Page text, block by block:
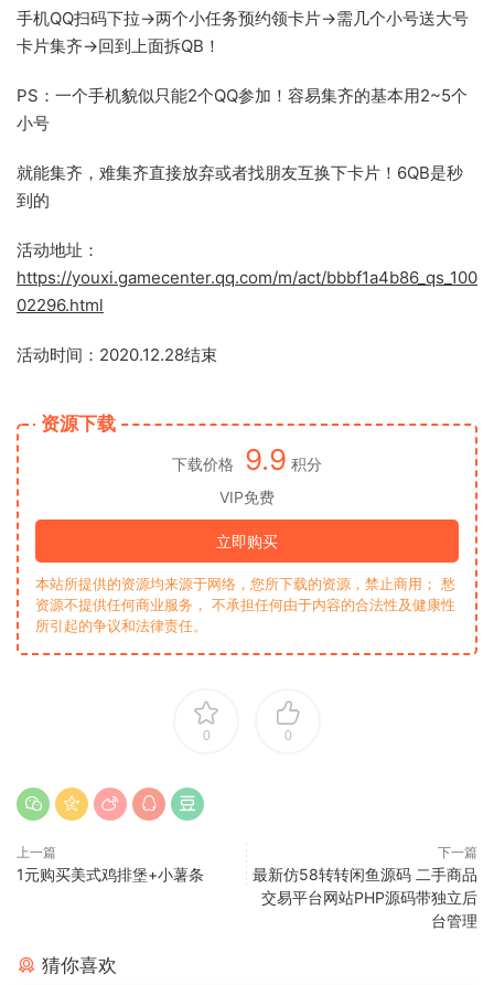
手机QQ扫码下拉->两个小任务预约领卡片->需几个小号送大号
卡片集齐->回到上面拆QB！
PS：一个手机貌似只能2个QQ参加！容易集齐的基本用2~5个
小号
就能集齐，难集齐直接放弃或者找朋友互换下卡片！6QB是秒
到的
活动地址：
https://youxi.gamecenter.qq.com/m/act/bbbf1a4b86_qs_100
02296.html
活动时间：2020.12.28结束
资源下载
下载价格 9.9 积分
VIP免费
立即购买
本站所提供的资源均来源于网络，您所下载的资源，禁止商用； 愁
资源不提供任何商业服务， 不承担任何由于内容的合法性及健康性
所引起的争议和法律责任。
0 0
上一篇
1元购买美式鸡排堡+小薯条
下一篇
最新仿58转转闲鱼源码 二手商品
交易平台网站PHP源码带独立后
台管理
猜你喜欢